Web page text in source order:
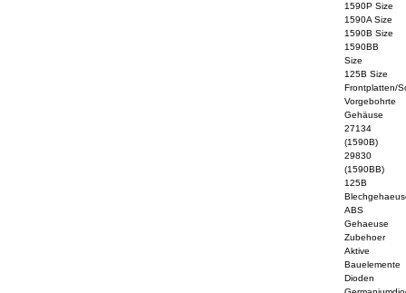
1590P Size
1590A Size
1590B Size
1590BB
Size
125B Size
Frontplatten/
Vorgebohrte
Gehäuse
27134
(1590B)
29830
(1590BB)
125B
ABS
Gehaeuse
Zubehoer
Aktive
Bauelemente
Dioden